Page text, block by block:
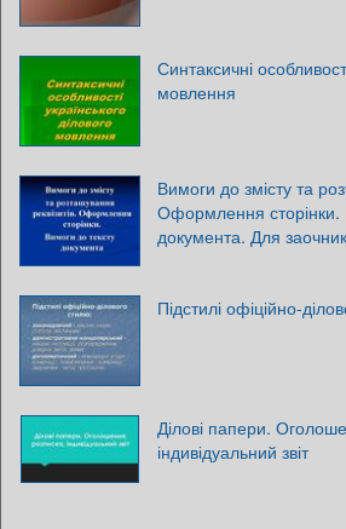
Синтаксичні
мовлення
Вимоги до змісту та
Оформлення сторінки.
документа. Для
Підстилі офіційно-
Ділові папери.
індивідуальний звіт